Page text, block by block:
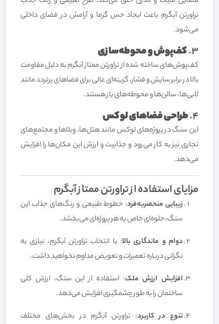
تراورتن آبگرم باعث ایجاد حس گرما و آرامش در فضای داخلی
می‌شود.
3. کف‌پوش و محوطه‌سازی
کف‌پوش‌های ساخته شده از تراورتن ممتاز آبگرم به دلیل مقاومت
بالا در برابر سایش و فشار، گزینه‌ای عالی برای فضاهای پرتردد مانند
لابی‌ها، سالن‌ها و محوطه‌های باز هستند.
4. طراحی فضاهای لوکس
این سنگ در پروژه‌های لوکس مانند هتل‌ها، ویلاها و مجتمع‌های
تجاری نیز به کار می‌رود و جذابیت و ارزش این مکان‌ها را افزایش
می‌دهد.
مزایای استفاده از تراورتن ممتاز آبگرم
زیبایی منحصربه‌فرد: خطوط طبیعی و رنگ‌های جذاب این
سنگ، جلوه‌ای خاص به هر پروژه‌ای می‌بخشد.
دوام و ماندگاری بالا: با انتخاب تراورتن آبگرم، نیازی به
نگرانی درباره تعمیرات و تعویض مداوم نخواهید داشت.
افزایش ارزش ملک: استفاده از این سنگ، ارزش کلی
ساختمان را به طور چشمگیری افزایش می‌دهد.
تنوع در کاربرد: تراورتن آبگرم در بخش‌های مختلف